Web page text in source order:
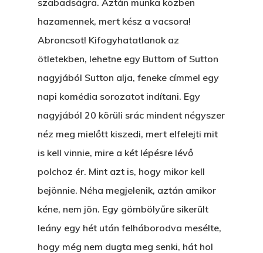
szabadságra. Aztán munka közben
hazamennek, mert kész a vacsora!
Abroncsot! Kifogyhatatlanok az
ötletekben, lehetne egy Buttom of Sutton
nagyjából Sutton alja, feneke címmel egy
napi komédia sorozatot indítani. Egy
nagyjából 20 körüli srác mindent négyszer
néz meg mielőtt kiszedi, mert elfelejti mit
is kell vinnie, mire a két lépésre lévő
polchoz ér. Mint azt is, hogy mikor kell
bejönnie. Néha megjelenik, aztán amikor
kéne, nem jön. Egy gömbölyűre sikerült
leány egy hét után felháborodva mesélte,
hogy még nem dugta meg senki, hát hol